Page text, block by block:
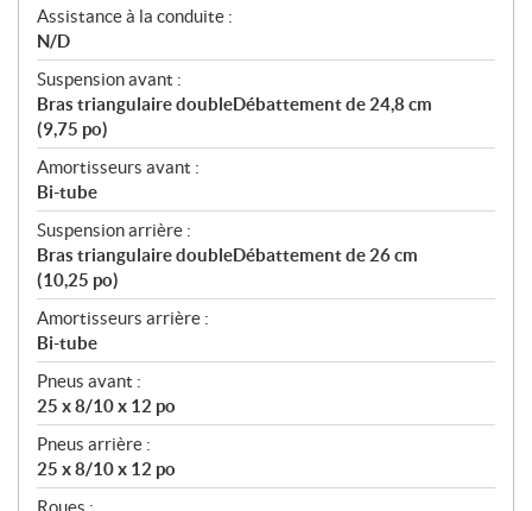
Assistance à la conduite :
N/D
Suspension avant :
Bras triangulaire doubleDébattement de 24,8 cm
(9,75 po)
Amortisseurs avant :
Bi-tube
Suspension arrière :
Bras triangulaire doubleDébattement de 26 cm
(10,25 po)
Amortisseurs arrière :
Bi-tube
Pneus avant :
25 x 8/10 x 12 po
Pneus arrière :
25 x 8/10 x 12 po